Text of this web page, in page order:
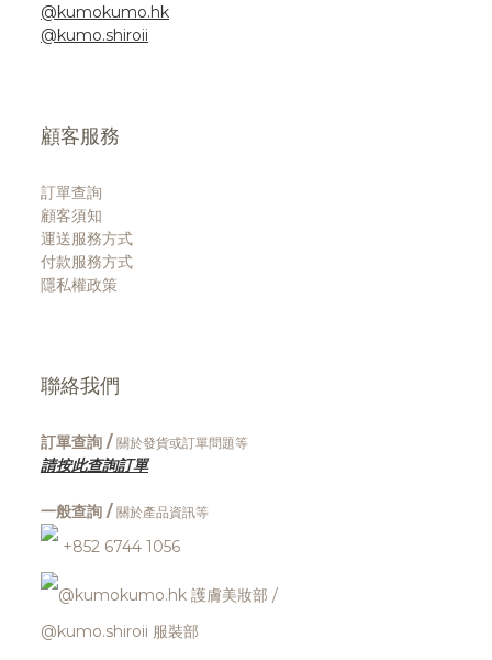
@kumokumo.hk
@kumo.shiroii
顧客服務
訂單查詢
顧客須知
運送服務方式
付款服務方式
隱私權政策
聯絡我們
訂單查詢 / 關於發貨或訂單問題等
請按此查詢訂單
一般查詢 / 關於產品資訊等
+852 6744 1056
@kumokumo.hk 護膚美妝部 /
@kumo.shiroii 服裝部